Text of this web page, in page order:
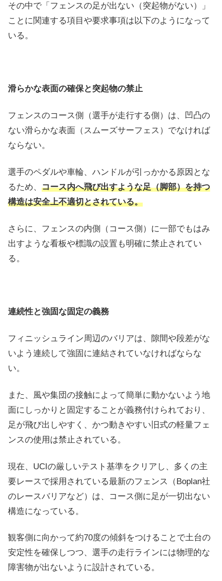
その中で「フェンスの足が出ない（突起物がない）」
ことに関連する項目や要求事項は以下のようになって
いる。
滑らかな表面の確保と突起物の禁止
フェンスのコース側（選手が走行する側）は、凹凸の
ない滑らかな表面（スムーズサーフェス）でなければ
ならない。
選手のペダルや車輪、ハンドルが引っかかる原因とな
るため、 コース内へ飛び出すような足（脚部）を持つ
構造は安全上不適切とされている。
さらに、フェンスの内側（コース側）に一部でもはみ
出すような看板や標識の設置も明確に禁止されてい
る。
連続性と強固な固定の義務
フィニッシュライン周辺のバリアは、隙間や段差がな
いよう連続して強固に連結されていなければならな
い。
また、風や集団の接触によって簡単に動かないよう地
面にしっかりと固定することが義務付けられており、
足が飛び出しやすく、かつ動きやすい旧式の軽量フェ
ンスの使用は禁止されている。
現在、UCIの厳しいテスト基準をクリアし、多くの主
要レースで採用されている最新のフェンス（Boplan社
のレースバリアなど）は、コース側に足が一切出ない
構造になっている。
観客側に向かって約70度の傾斜をつけることで土台の
安定性を確保しつつ、選手の走行ラインには物理的な
障害物が出ないように設計されている。